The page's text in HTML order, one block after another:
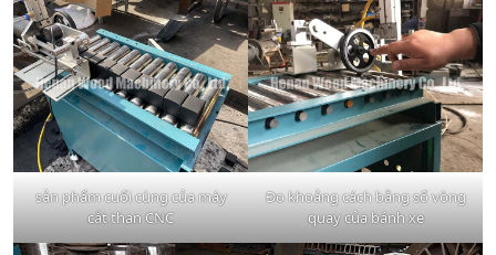
sản phẩm cuối cùng của máy
cắt than CNC
Đo khoảng cách bằng số vòng
quay của bánh xe